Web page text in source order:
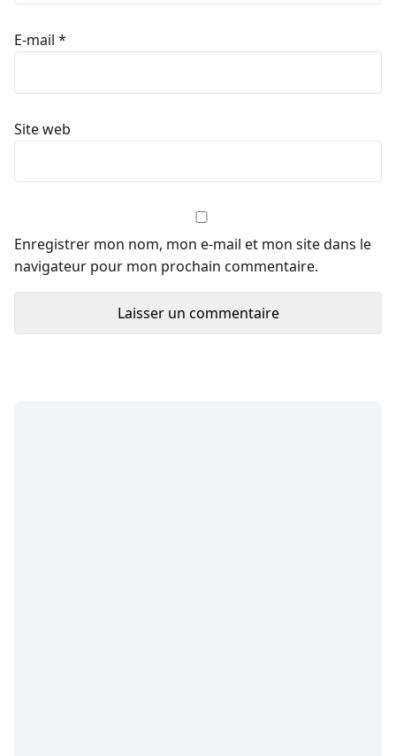
E-mail *
Site web
Enregistrer mon nom, mon e-mail et mon site dans le
navigateur pour mon prochain commentaire.